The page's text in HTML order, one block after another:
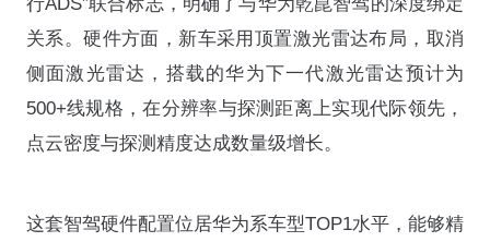
关系。硬件方面，新车采用顶置激光雷达布局，取消
侧面激光雷达，搭载的华为下一代激光雷达预计为
500+线规格，在分辨率与探测距离上实现代际领先，
点云密度与探测精度达成数量级增长。
这套智驾硬件配置位居华为系车型TOP1水平，能够精